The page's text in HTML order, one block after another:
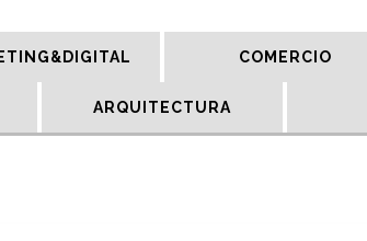
COMERCIO
ARQUITECTURA